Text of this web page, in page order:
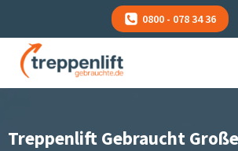
0800 - 078 34 36
Treppenlift Gebraucht